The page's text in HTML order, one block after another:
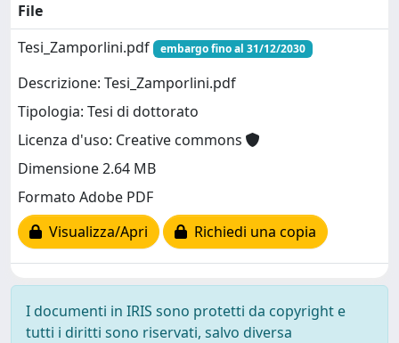
File
Tesi_Zamporlini.pdf
embargo fino al 31/12/2030
Descrizione: Tesi_Zamporlini.pdf
Tipologia: Tesi di dottorato
Licenza d'uso: Creative commons
Dimensione 2.64 MB
Formato Adobe PDF
Visualizza/Apri
Richiedi una copia
I documenti in IRIS sono protetti da copyright e
tutti i diritti sono riservati, salvo diversa